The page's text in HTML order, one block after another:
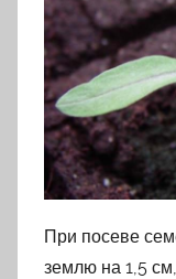
При посеве
землю на 1,5